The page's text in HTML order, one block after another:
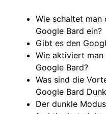
Wie schaltet man
Google Bard ein?
Gibt es den
Wie aktiviert
Google Bard?
Was sind die
Google Bard
Der dunkle